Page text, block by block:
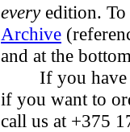
everyedition. To
Archive
and at the
If you have
if you want to
call us at +375